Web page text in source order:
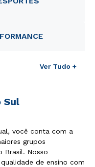
Ver Tudo +
Sul
você conta com a
grupos
Brasil. Nosso
de ensino com